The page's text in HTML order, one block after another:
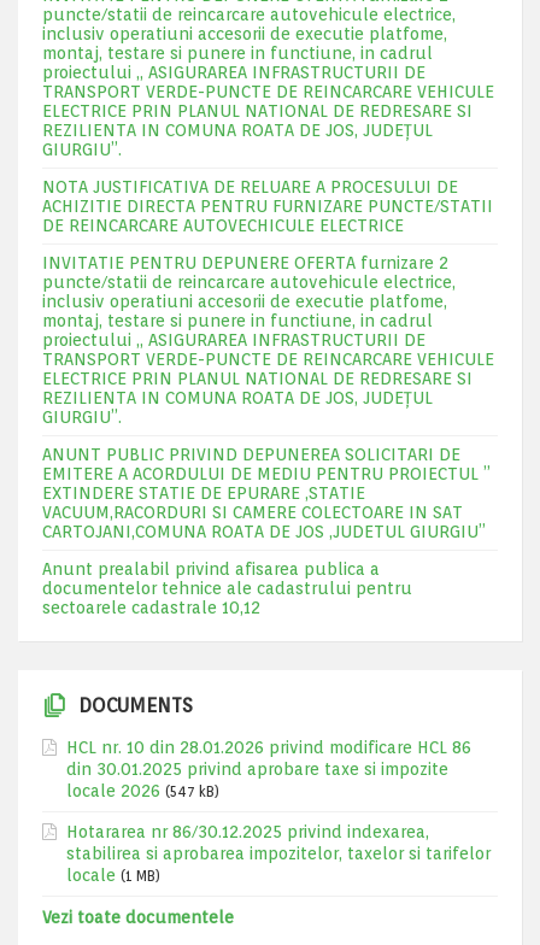
puncte/statii de reincarcare autovehicule electrice,
inclusiv operatiuni accesorii de executie platfome,
montaj, testare si punere in functiune, in cadrul
proiectului „ ASIGURAREA INFRASTRUCTURII DE
TRANSPORT VERDE-PUNCTE DE REINCARCARE VEHICULE
ELECTRICE PRIN PLANUL NATIONAL DE REDRESARE SI
REZILIENTA IN COMUNA ROATA DE JOS, JUDEŢUL
GIURGIU”.
NOTA JUSTIFICATIVA DE RELUARE A PROCESULUI DE
ACHIZITIE DIRECTA PENTRU FURNIZARE PUNCTE/STATII
DE REINCARCARE AUTOVECHICULE ELECTRICE
INVITATIE PENTRU DEPUNERE OFERTA furnizare 2
puncte/statii de reincarcare autovehicule electrice,
inclusiv operatiuni accesorii de executie platfome,
montaj, testare si punere in functiune, in cadrul
proiectului „ ASIGURAREA INFRASTRUCTURII DE
TRANSPORT VERDE-PUNCTE DE REINCARCARE VEHICULE
ELECTRICE PRIN PLANUL NATIONAL DE REDRESARE SI
REZILIENTA IN COMUNA ROATA DE JOS, JUDEŢUL
GIURGIU”.
ANUNT PUBLIC PRIVIND DEPUNEREA SOLICITARI DE
EMITERE A ACORDULUI DE MEDIU PENTRU PROIECTUL ”
EXTINDERE STATIE DE EPURARE ,STATIE
VACUUM,RACORDURI SI CAMERE COLECTOARE IN SAT
CARTOJANI,COMUNA ROATA DE JOS ,JUDETUL GIURGIU”
Anunt prealabil privind afisarea publica a
documentelor tehnice ale cadastrului pentru
sectoarele cadastrale 10,12
DOCUMENTS
HCL nr. 10 din 28.01.2026 privind modificare HCL 86
din 30.01.2025 privind aprobare taxe si impozite
locale 2026 (547 kB)
Hotararea nr 86/30.12.2025 privind indexarea,
stabilirea si aprobarea impozitelor, taxelor si tarifelor
locale (1 MB)
Vezi toate documentele